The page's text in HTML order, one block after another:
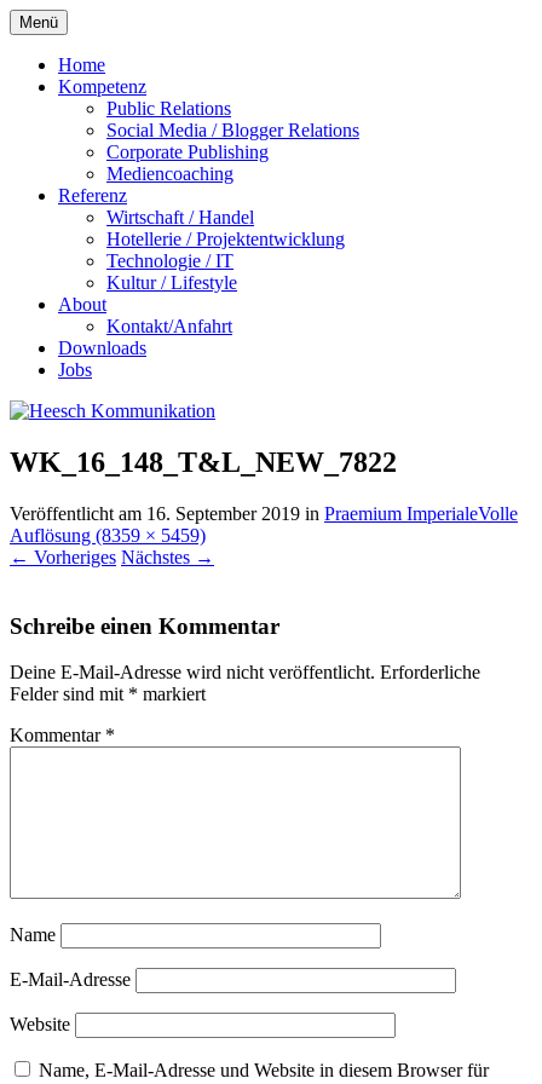
Menü Zum
Inhalt
springen
Home
Kompetenz
Public Relations
Social Media / Blogger Relations
Corporate Publishing
Mediencoaching
Referenz
Wirtschaft / Handel
Hotellerie / Projektentwicklung
Technologie / IT
Kultur / Lifestyle
About
Kontakt/Anfahrt
Downloads
Jobs
WK_16_148_T&L_NEW_7822
Veröffentlicht am 16. September 2019 in Praemium ImperialeVolle
Auflösung (8359 × 5459)
← Vorheriges Nächstes →
Schreibe einen Kommentar
Deine E-Mail-Adresse wird nicht veröffentlicht. Erforderliche
Felder sind mit * markiert
Kommentar *
Name
E-Mail-Adresse
Website
Name, E-Mail-Adresse und Website in diesem Browser für